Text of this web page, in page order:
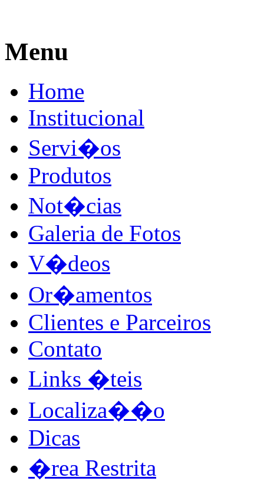
Menu
Home
Institucional
Servi�os
Produtos
Not�cias
Galeria de Fotos
V�deos
Or�amentos
Clientes e Parceiros
Contato
Links �teis
Localiza��o
Dicas
�rea Restrita